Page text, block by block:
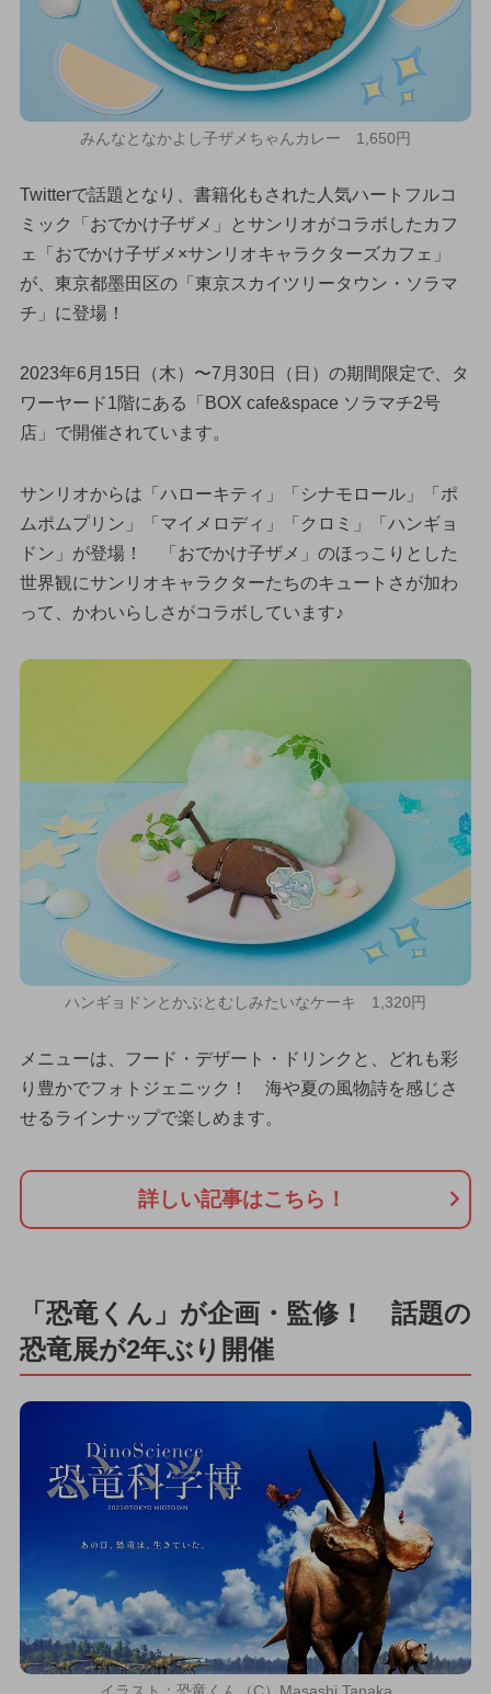
みんなとなかよし子ザメちゃんカレー 1,650円
Twitterで話題となり、書籍化もされた人気ハートフルコ
ミック「おでかけ子ザメ」とサンリオがコラボしたカフ
ェ「おでかけ子ザメ×サンリオキャラクターズカフェ」
が、東京都墨田区の「東京スカイツリータウン・ソラマ
チ」に登場！
2023年6月15日（木）〜7月30日（日）の期間限定で、タ
ワーヤード1階にある「BOX cafe&space ソラマチ2号
店」で開催されています。
サンリオからは「ハローキティ」「シナモロール」「ポ
ムポムプリン」「マイメロディ」「クロミ」「ハンギョ
ドン」が登場！ 「おでかけ子ザメ」のほっこりとした
世界観にサンリオキャラクターたちのキュートさが加わ
って、かわいらしさがコラボしています♪
ハンギョドンとかぶとむしみたいなケーキ 1,320円
メニューは、フード・デザート・ドリンクと、どれも彩
り豊かでフォトジェニック！ 海や夏の風物詩を感じさ
せるラインナップで楽しめます。
詳しい記事はこちら！
「恐竜くん」が企画・監修！ 話題の
恐竜展が2年ぶり開催
イラスト：恐竜くん（C）Masashi Tanaka